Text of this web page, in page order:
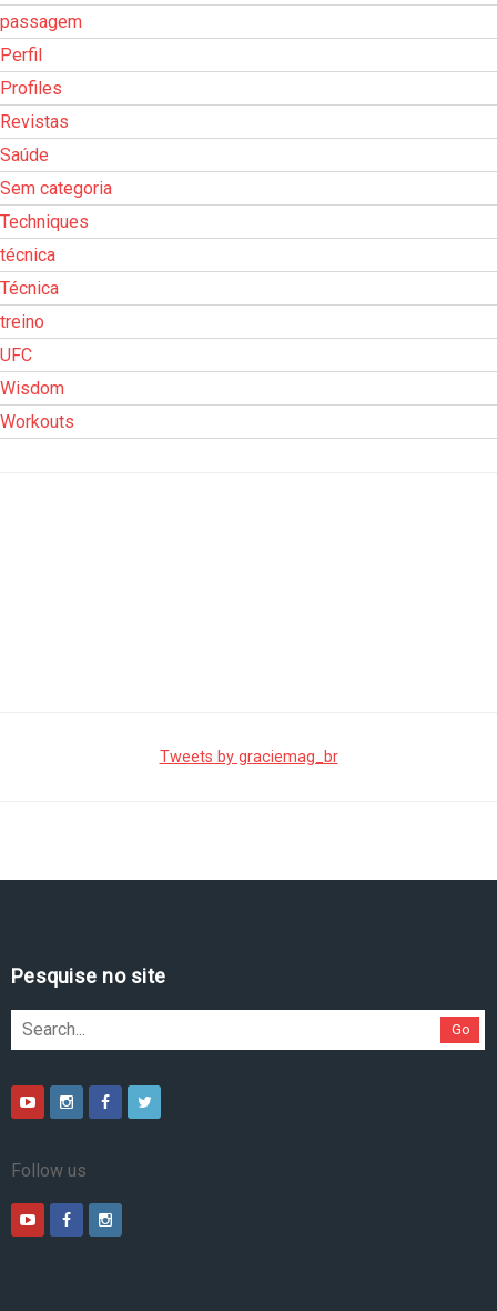
passagem
Perfil
Profiles
Revistas
Saúde
Sem categoria
Techniques
técnica
Técnica
treino
UFC
Wisdom
Workouts
Tweets by graciemag_br
Pesquise no site
Go
Follow us